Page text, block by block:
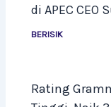
di APEC CEO
BERISIK
Rating